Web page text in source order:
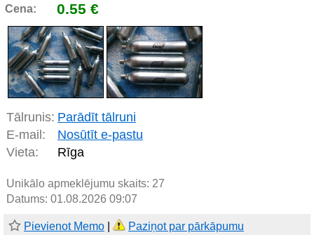
Cena: 0.55 €
Tālrunis: Parādīt tālruni
E-mail:
Nosūtīt e-pastu
Vieta:
Rīga
Unikālo apmeklējumu skaits: 27
Datums: 01.08.2026 09:07
Pievienot Memo Paziņot par pārkāpumu